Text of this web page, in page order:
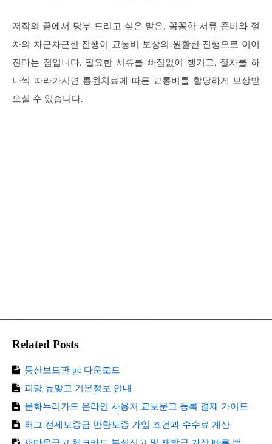
저작의 끝에서 당부 드리고 싶은 말은, 꼼꼼한 서류 준비와 절
차의 차근차근한 진행이 교통비 보상의 원활한 진행으로 이어
진다는 점입니다. 필요한 서류를 빠짐없이 챙기고, 절차를 하
나씩 따라가시면 통원치료에 따른 교통비를 합당하게 보상받
으실 수 있습니다.
Related Posts
동산보드판 pc 다운로드
피망 뉴맞고 기본정보 안내
문화누리카드 온라인 사용처 교보문고 등록 결제 가이드
허그 전세보증금 반환보증 가입 조건과 수수료 계산